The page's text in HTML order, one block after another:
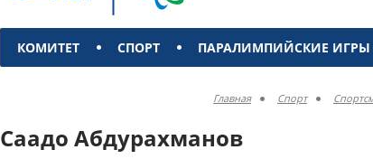
КОМИТЕТ СПОРТ ПАРАЛИМПИЙСКИЕ ИГРЫ
Главная Спорт
Саадо Абдурахманов